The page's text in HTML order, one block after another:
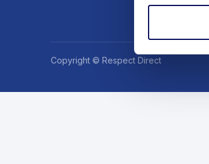
Copyright © Respect Direct